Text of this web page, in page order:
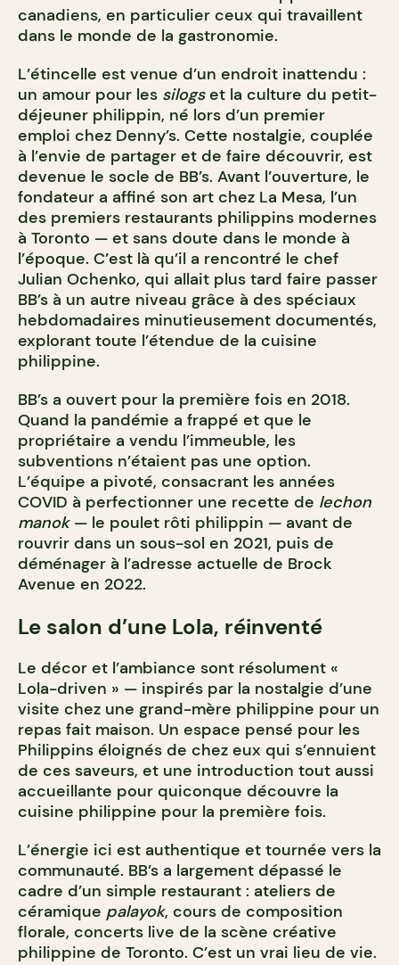
canadiens, en particulier ceux qui travaillent
dans le monde de la gastronomie.
L’étincelle est venue d’un endroit inattendu :
un amour pour les silogset la culture du petit-
déjeuner philippin, né lors d’un premier
emploi chez Denny’s. Cette nostalgie, couplée
à l’envie de partager et de faire découvrir, est
devenue le socle de BB’s. Avant l’ouverture, le
fondateur a affiné son art chez La Mesa, l’un
des premiers restaurants philippins modernes
à Toronto — et sans doute dans le monde à
l’époque. C’est là qu’il a rencontré le chef
Julian Ochenko, qui allait plus tard faire passer
BB’s à un autre niveau grâce à des spéciaux
hebdomadaires minutieusement documentés,
explorant toute l’étendue de la cuisine
philippine.
BB’s a ouvert pour la première fois en 2018.
Quand la pandémie a frappé et que le
propriétaire a vendu l’immeuble, les
subventions n’étaient pas une option.
L’équipe a pivoté, consacrant les années
COVID à perfectionner une recette de lechon
manok— le poulet rôti philippin — avant de
rouvrir dans un sous-sol en 2021, puis de
déménager à l’adresse actuelle de Brock
Avenue en 2022.
Le salon d’une Lola, réinventé
Le décor et l’ambiance sont résolument «
Lola-driven » — inspirés par la nostalgie d’une
visite chez une grand-mère philippine pour un
repas fait maison. Un espace pensé pour les
Philippins éloignés de chez eux qui s’ennuient
de ces saveurs, et une introduction tout aussi
accueillante pour quiconque découvre la
cuisine philippine pour la première fois.
L’énergie ici est authentique et tournée vers la
communauté. BB’s a largement dépassé le
cadre d’un simple restaurant : ateliers de
céramique palayok, cours de composition
florale, concerts live de la scène créative
philippine de Toronto. C’est un vrai lieu de vie.